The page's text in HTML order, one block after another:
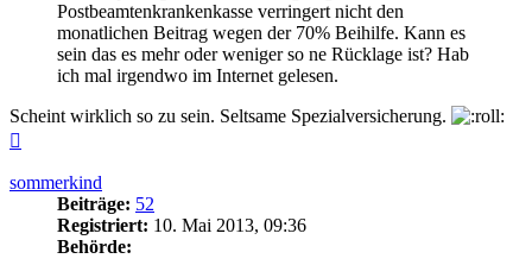
Postbeamtenkrankenkasse verringert nicht den
monatlichen Beitrag wegen der 70% Beihilfe. Kann es
sein das es mehr oder weniger so ne Rücklage ist? Hab
ich mal irgendwo im Internet gelesen.
Scheint wirklich so zu sein. Seltsame Spezialversicherung.
sommerkind
Beiträge: 52
Registriert: 10. Mai 2013, 09:36
Behörde: